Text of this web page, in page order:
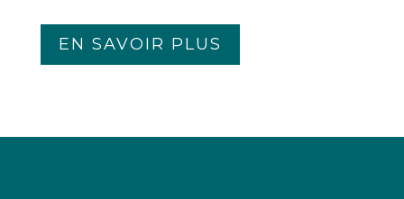
EN SAVOIR PLUS